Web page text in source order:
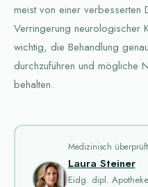
meist von einer verbesserten
Verringerung neurologischer
wichtig, die Behandlung
durchzuführen und mögliche
behalten.
Medizinisch
Laura Steiner
Eidg. dipl.